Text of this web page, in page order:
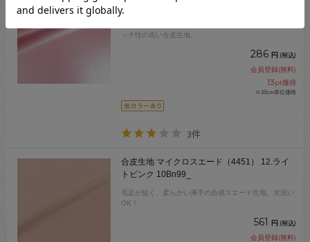
58M.メタリックピンク 10Bn99_
ッチ性の高い合皮生地。
286 円 (税込)
会員登録(無料)
13pt獲得
※10cm単位価格
3件
合皮生地 マイクロスエード（4451） 12.ライ
トピンク 10Bn99_
毛足が短く、柔らかい薄手の合成スエード生地。水洗い
OK！
561 円 (税込)
会員登録(無料)